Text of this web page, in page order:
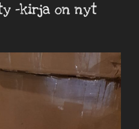
-kirja on nyt